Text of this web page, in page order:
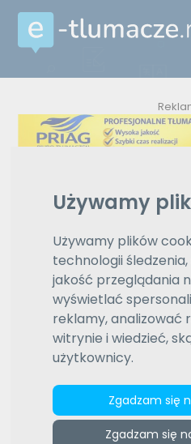
Używamy
Używamy plików
technologii
jakość przeglądania
wyświetlać
reklamy, analizować
witrynie i wiedzieć,
użytkownicy.
Zgadzam się
Zgadzam się
e-tlumacze.net >Tłumaczenia
języka polskiego na język
kataloński
Wybierz język
kataloński
Wybierz język
Wybierz typ sortowania
Pozostałe oferty